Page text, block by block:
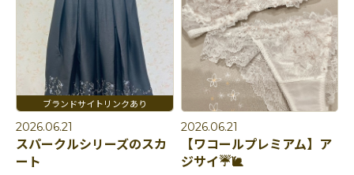
2026.06.21
スパークルシリーズのスカ
ート
2026.06.21
【ワコールプレミアム】ア
ジサイ☔️🐌